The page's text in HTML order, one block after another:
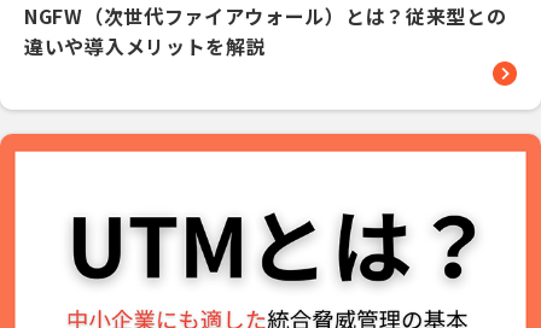
NGFW（次世代ファイアウォール）とは？従来型との
違いや導入メリットを解説